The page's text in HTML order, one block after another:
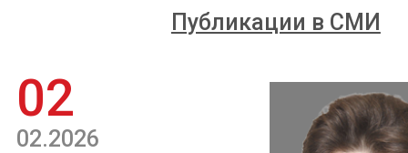
Публикации в СМИ
02
02.2026